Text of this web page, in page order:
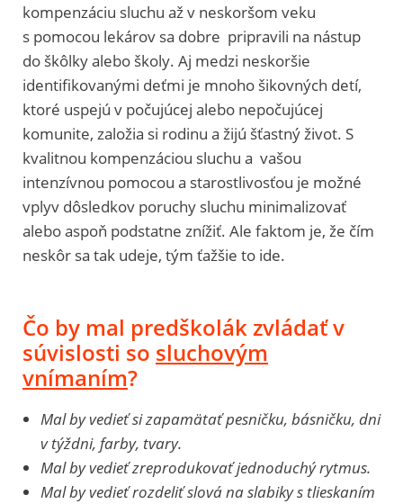
kompenzáciu sluchu až v neskoršom veku
s pomocou lekárov sa dobre pripravili na nástup
do škôlky alebo školy. Aj medzi neskoršie
identifikovanými deťmi je mnoho šikovných detí,
ktoré uspejú v počujúcej alebo nepočujúcej
komunite, založia si rodinu a žijú šťastný život. S
kvalitnou kompenzáciou sluchu a vašou
intenzívnou pomocou a starostlivosťou je možné
vplyv dôsledkov poruchy sluchu minimalizovať
alebo aspoň podstatne znížiť. Ale faktom je, že čím
neskôr sa tak udeje, tým ťažšie to ide.
Čo by mal predškolák zvládať v
súvislosti so sluchovým
vnímaním?
Mal by vedieť si zapamätať pesničku, básničku, dni
v týždni, farby, tvary.
Mal by vedieť zreprodukovať jednoduchý rytmus.
Mal by vedieť rozdeliť slová na slabiky s tlieskaním